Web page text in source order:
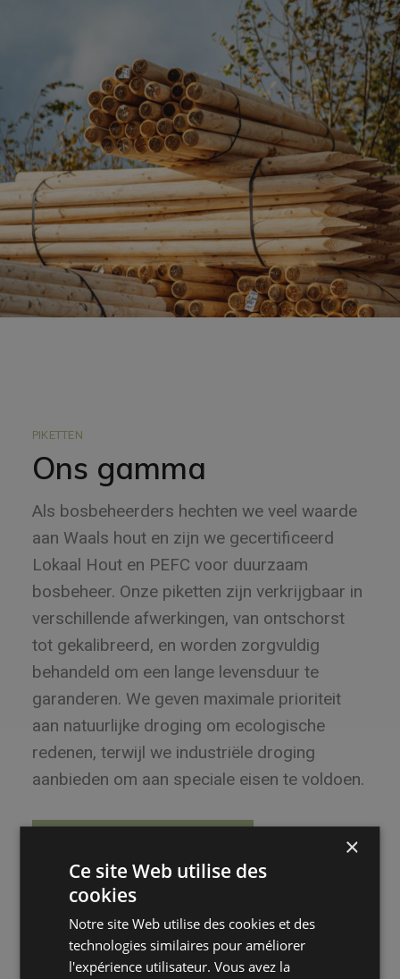
PIKETTEN
Ons gamma
Als bosbeheerders hechten we veel waarde
aan Waals hout en zijn we gecertificeerd
Lokaal Hout en PEFC voor duurzaam
bosbeheer. Onze piketten zijn verkrijgbaar in
verschillende afwerkingen, van ontschorst
tot gekalibreerd, en worden zorgvuldig
behandeld om een lange levensduur te
garanderen. We geven maximale prioriteit
aan natuurlijke droging om ecologische
redenen, terwijl we industriële droging
aanbieden om aan speciale eisen te voldoen.
×
Ce site Web utilise des
cookies
Notre site Web utilise des cookies et des
technologies similaires pour améliorer
l'expérience utilisateur. Vous avez la